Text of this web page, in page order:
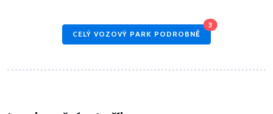
CELÝ VOZOVÝ PARK PODROBNĚ
3